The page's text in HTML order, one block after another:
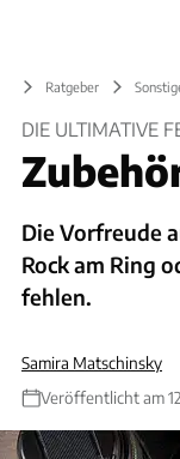
Ratgeber
DIE ULTIMATIVE
Die Vorfreude
Rock am Ring
fehlen.
Samira Matschinsky
Veröffentlicht am